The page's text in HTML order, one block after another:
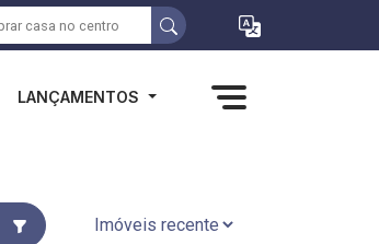
LANÇAMENTOS